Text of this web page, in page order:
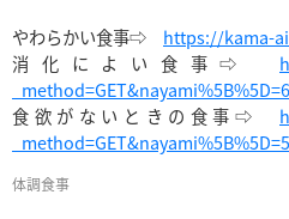
やわらかい食事⇨ https://kama-
消化によい食事⇨
食欲がないときの食事⇨
体調食事